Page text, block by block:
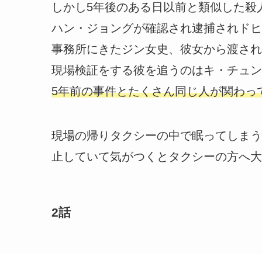
しかし5年後のある日以前と類似した
ハン・ジョングが確認され逮捕されド
事務所にきたジン女史、彼女から渡さ
現場検証をする彼を追うのはキ・チュ
5年前の事件とたくさん同じ人が関わ
現場の帰りタクシーの中で眠ってしま
止していて気がつくとタクシーの方へ
2話